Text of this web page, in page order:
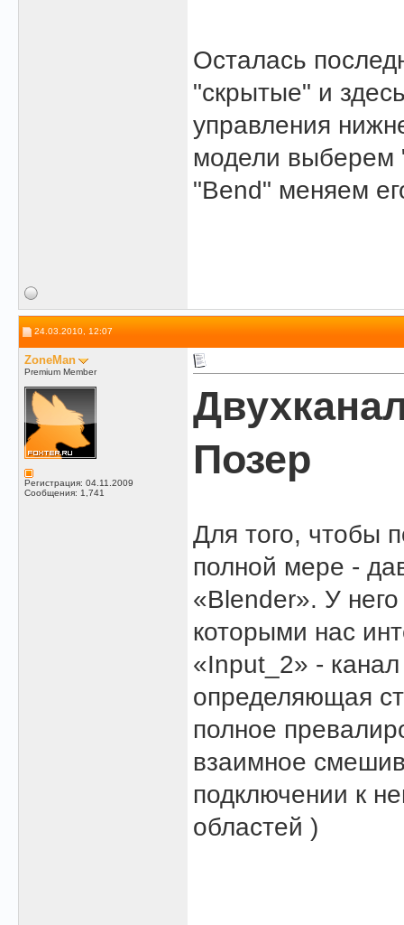
Осталась
"скрытые" и
управления
модели выберем
"Bend" меняем
24.03.2010, 12:07
ZoneMan
Premium Member
Регистрация: 04.11.2009
Сообщения: 1,741
Позер
Для того, чтобы
полной мере -
«Blender». У
которыми нас
«Input_2» -
определяющая
полное
взаимное
подключении к
областей )